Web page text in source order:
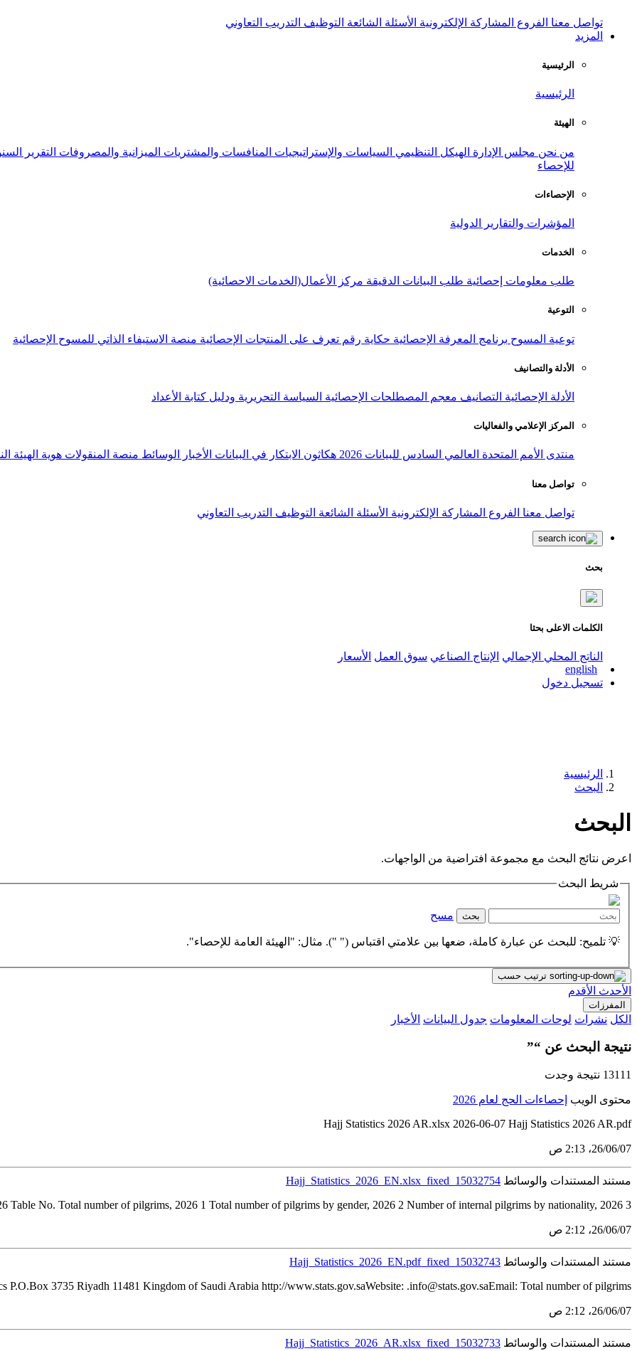
تواصل معنا الفروع المشاركة الإلكترونية الأسئلة الشائعة التوظيف التدريب التعاوني
المزيد
الرئيسية
الرئيسية
الهيئة
من نحن مجلس الإدارة الهيكل التنظيمي السياسات والإستراتيجيات المنافسات والمشتريات الميزانية والمصروفات التقرير
للإحصاء
الإحصاءات
المؤشرات والتقارير الدولية
الخدمات
طلب معلومات إحصائية طلب البيانات الدقيقة مركز الأعمال(الخدمات الاحصائية)
التوعية
توعية المسوح برنامج المعرفة الإحصائية حكاية رقم تعرف على المنتجات الإحصائية منصة الاستيفاء الذاتي للمسوح الإحصائية
الأدلة والتصانيف
الأدلة الإحصائية التصانيف معجم المصطلحات الإحصائية السياسة التحريرية ودليل كتابة الأعداد
المركز الإعلامي والفعاليات
منتدى الأمم المتحدة العالمي السادس للبيانات 2026 هكاثون الابتكار في البيانات الأخبار الوسائط منصة المنقولات هوية الهيئة
تواصل معنا
تواصل معنا الفروع المشاركة الإلكترونية الأسئلة الشائعة التوظيف التدريب التعاوني
بحث
الكلمات الاعلى بحثا
الناتج المحلي الإجمالي الإنتاج الصناعي سوق العمل الأسعار
english
تسجيل دخول
الرئيسية
البحث
البحث
اعرض نتائج البحث مع مجموعة افتراضية من الواجهات.
شريط البحث
بحث مسح
💡 تلميح: للبحث عن عبارة كاملة، ضعها بين علامتي اقتباس (" "). مثال: "الهيئة العامة للإحصاء".
ترتيب حسب
الأحدث الأقدم
المفرزات
الكل نشرات لوحات المعلومات جدول البيانات الأخبار
نتيجة البحث عن “”
13111 نتيجة وجدت
محتوى الويب إحصاءات الحج لعام 2026
Hajj Statistics 2026 AR.xlsx 2026-06-07 Hajj Statistics 2026 AR.pdf
07‏/06‏/26، 2:13 ص
مستند المستندات والوسائط Hajj_Statistics_2026_EN.xlsx_fixed_15032754
Table No. Total number of pilgrims, 2026 1 Total number of pilgrims by gender, 2026 2 Number of internal pilgrims by nationality, 2026 3 ...
07‏/06‏/26، 2:12 ص
مستند المستندات والوسائط Hajj_Statistics_2026_EN.pdf_fixed_15032743
P.O.Box 3735 Riyadh 11481 Kingdom of Saudi Arabia http://www.stats.gov.saWebsite: .info@stats.gov.saEmail: Total number of pilgrims...
07‏/06‏/26، 2:12 ص
مستند المستندات والوسائط Hajj_Statistics_2026_AR.xlsx_fixed_15032733